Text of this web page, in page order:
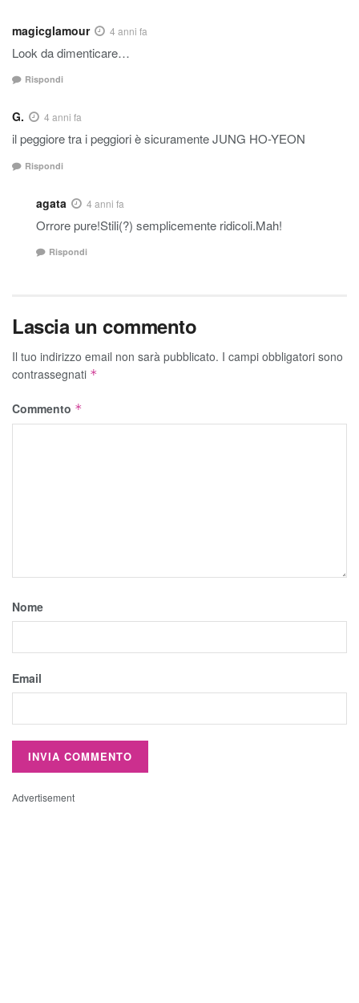
magicglamour 4 anni fa
Look da dimenticare…
Rispondi
G. 4 anni fa
il peggiore tra i peggiori è sicuramente JUNG HO-YEON
Rispondi
agata 4 anni fa
Orrore pure!Stili(?) semplicemente ridicoli.Mah!
Rispondi
Lascia un commento
Il tuo indirizzo email non sarà pubblicato. I campi obbligatori sono
contrassegnati *
Commento *
Nome
Email
Advertisement